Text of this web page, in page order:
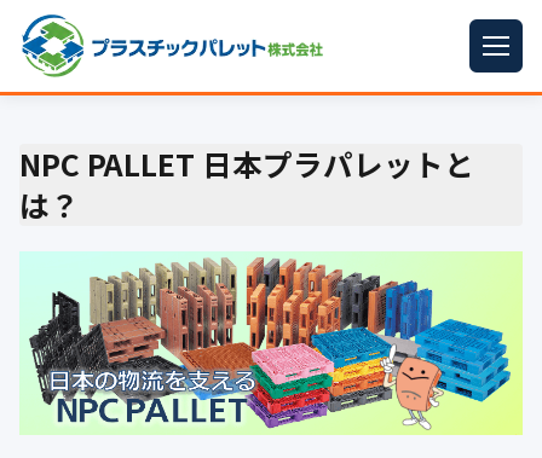
パレットサイズ
プラパレット
コンテナ
中古パレット
再生原料 ▼
NPC PALLET 日本プラパレットと
は？